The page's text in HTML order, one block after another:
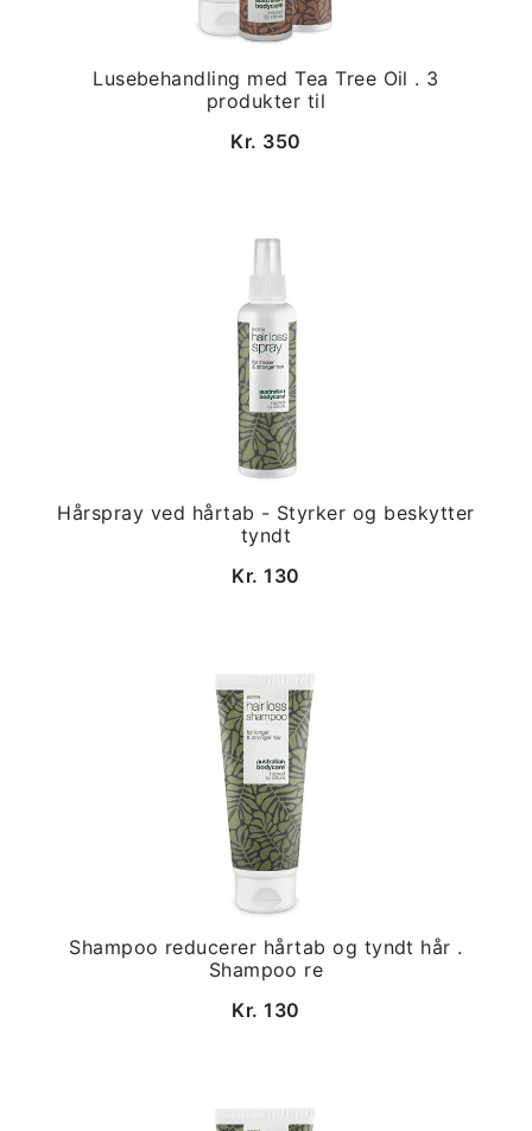
Lusebehandling med Tea Tree Oil . 3
produkter til
Kr. 350
Hårspray ved hårtab - Styrker og beskytter
tyndt
Kr. 130
Shampoo reducerer hårtab og tyndt hår .
Shampoo re
Kr. 130